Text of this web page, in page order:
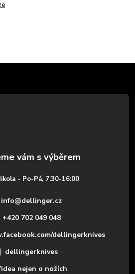
- Po-Pá, 7:30-16:00
info@dellinger.cz
+420 702 049 048
dellingerknives
dellingerknives
nejen o nožích